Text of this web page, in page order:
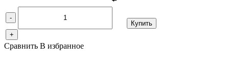
-
+
Купить
Сравнить В избранное